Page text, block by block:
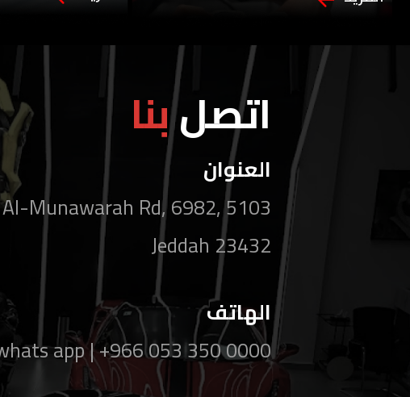
اتصلبنا
العنوان
Al-Munawarah Rd, 6982,
Jeddah 23432
الهاتف
app | +966 053 350 0000